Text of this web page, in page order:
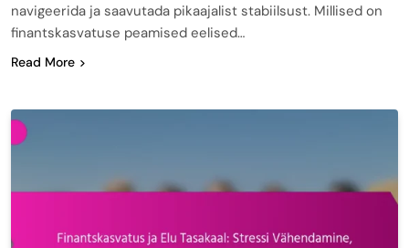
navigeerida ja saavutada pikaajalist stabiilsust. Millised on
finantskasvatuse peamised eelised…
Read More